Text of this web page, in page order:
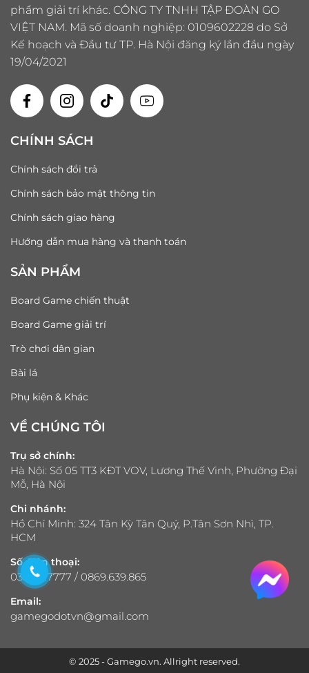
phẩm giải trí khác. CÔNG TY TNHH TẬP ĐOÀN GO
VIỆT NAM. Mã số doanh nghiệp: 0109602228 do Sở
Kế hoạch và Đầu tư TP. Hà Nội đăng ký lần đầu ngày
19/04/2021
CHÍNH SÁCH
Chính sách đổi trả
Chính sách bảo mật thông tin
Chính sách giao hàng
Hướng dẫn mua hàng và thanh toán
SẢN PHẨM
Board Game chiến thuật
Board Game giải trí
Trò chơi dân gian
Bài lá
Phụ kiện & Khác
VỀ CHÚNG TÔI
Trụ sở chính:
Hà Nội: Số 05 TT3 KĐT VOV, Lương Thế Vinh, Phường Đại
Mỗ, Hà Nội
Chi nhánh:
Hồ Chí Minh: 324 Tân Kỳ Tân Quý, P.Tân Sơn Nhì, TP.
HCM
Số điện thoại:
033.321.7777 / 0869.639.865
Email:
gamegodotvn@gmail.com
© 2025 - Gamego.vn. Allright reserved.